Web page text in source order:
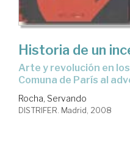
Historia de un
arte y revolución en los tiempos salvajes: de la
Comuna de París al
Rocha, Servando
DISTRIFER. Madrid, 2008